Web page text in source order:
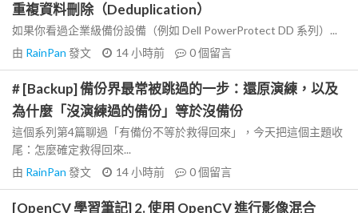
重複資料刪除（Deduplication）
如果你看過企業級備份設備（例如 Dell PowerProtect DD 系列）...
由 RainPan 發文 14 小時前 0個留言
# [Backup] 備份界最常被跳過的一步：還原演練，以及
為什麼「沒演練過的備份」等於沒備份
這個系列第4篇聊過「有備份不等於救得回來」，今天把這個主題收
尾：怎麼確定救得回來...
由 RainPan 發文 14 小時前 0個留言
[OpenCV 學習筆記] 2. 使用 OpenCV 進行影像混合